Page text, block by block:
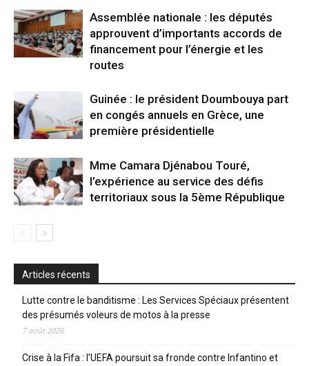
Assemblée nationale : les députés
approuvent d’importants accords de
financement pour l’énergie et les
routes
Guinée : le président Doumbouya part
en congés annuels en Grèce, une
première présidentielle
Mme Camara Djénabou Touré,
l’expérience au service des défis
territoriaux sous la 5ème République
Articles récents
Lutte contre le banditisme : Les Services Spéciaux présentent
des présumés voleurs de motos à la presse
7 août 2026
Crise à la Fifa : l’UEFA poursuit sa fronde contre Infantino et